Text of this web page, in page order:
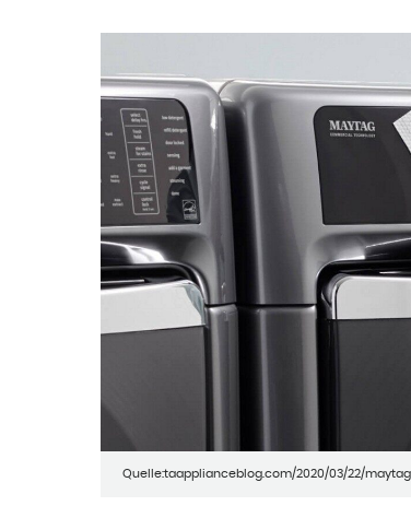
Quelle:taapplianceblog.com/2020/03/22/